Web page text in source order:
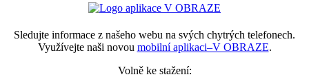
Sledujte informace z našeho webu na svých chytrých telefonech.
Využívejte naši novou mobilní aplikaci–V OBRAZE.
Volně ke stažení: